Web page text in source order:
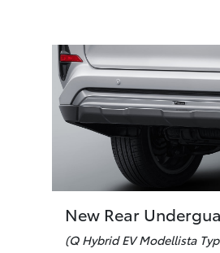
New Rear
(Q Hybrid EV Modellista